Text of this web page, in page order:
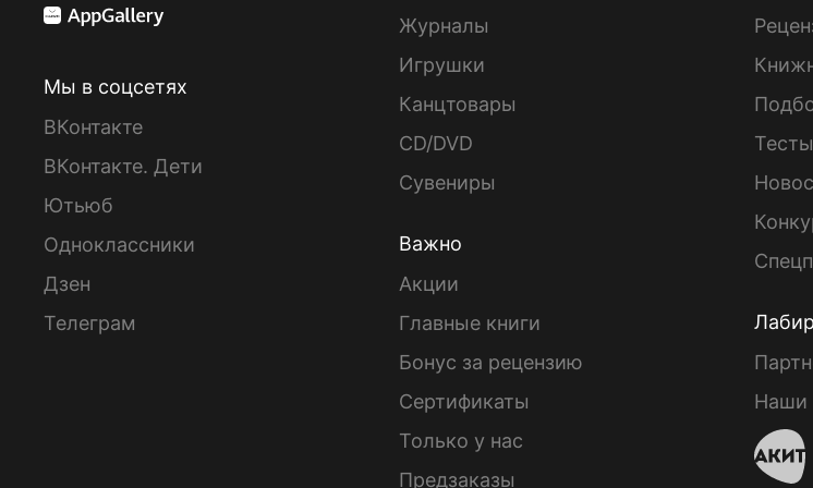
Мы в соцсетях
ВКонтакте
ВКонтакте. Дети
Ютьюб
Одноклассники
Дзен
Телеграм
Журналы
Игрушки
Канцтовары
CD/DVD
Сувениры
Важно
Акции
Главные книги
Бонус за рецензию
Сертификаты
Только у нас
Предзаказы
Тесты
Наши